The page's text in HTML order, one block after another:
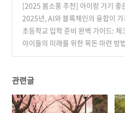
(3)
[2025 봄소풍 추천] 아이랑 가기 좋
5곳(+소풍 필수템)
(3)
2025년, AI와 블록체인의 융합이
화
(4)
초등학교 입학 준비 완벽 가이드: 체
터 학교 생활 적응까지!
(1)
아이들의 미래를 위한 목돈 마련 방
관련글